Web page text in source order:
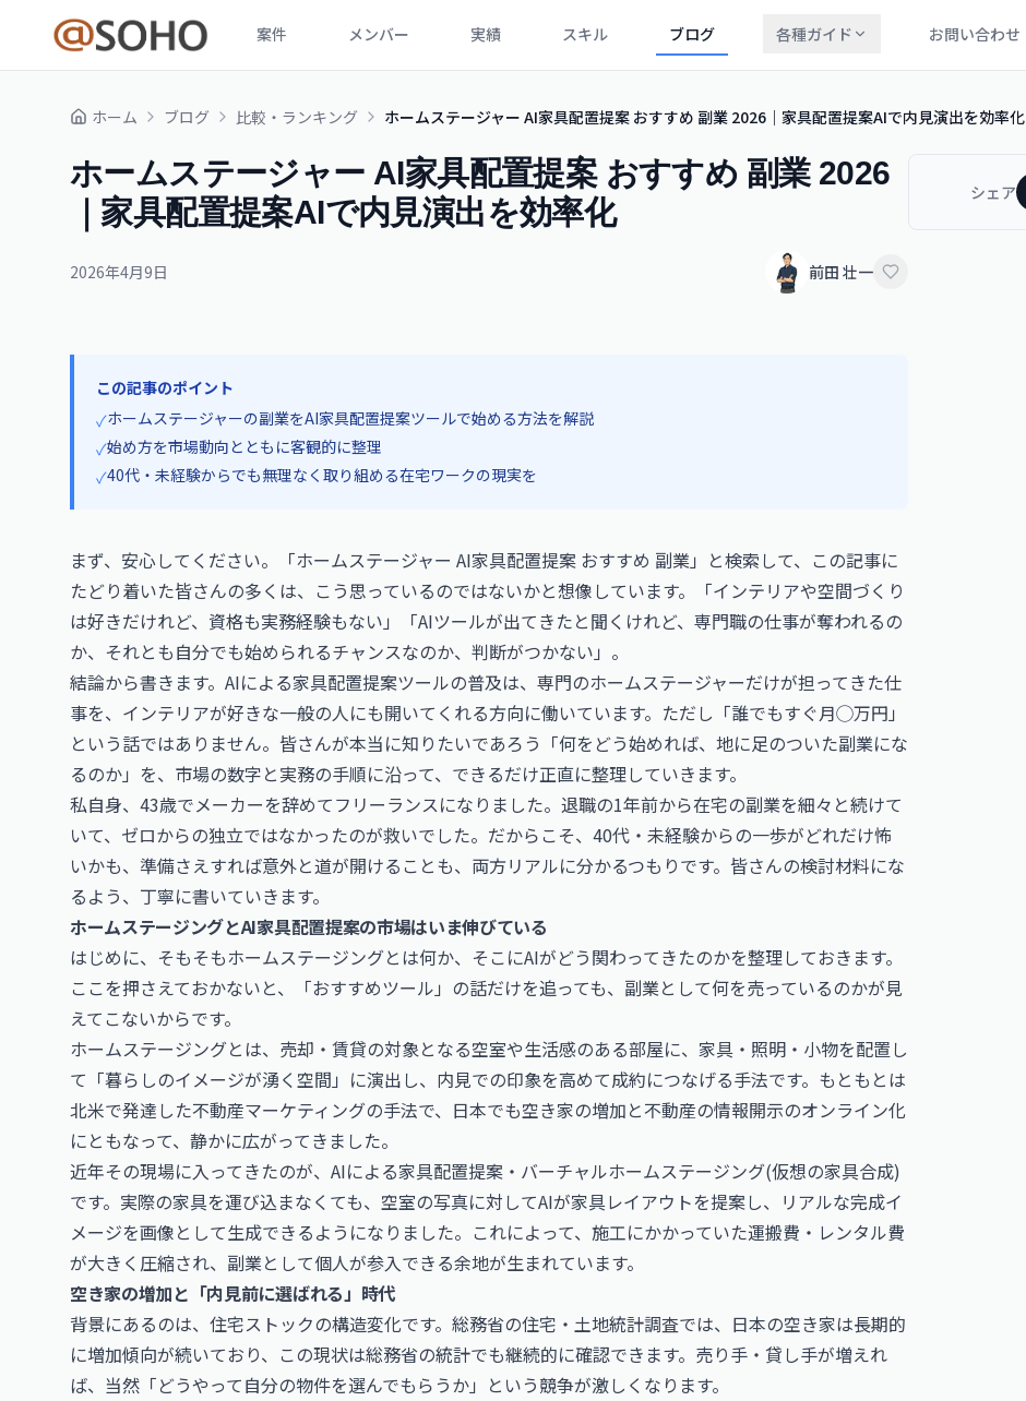
案件 メンバー 実績 スキル ブログ 各種ガイド お問い合わせ
ホーム ブログ 比較・ランキング ホームステージャー AI家具配置提案 おすすめ 副業 2026｜家具配置提案AIで内見演出を効率化
ホームステージャー AI家具配置提案 おすすめ 副業 2026
｜家具配置提案AIで内見演出を効率化
2026年4月9日 前田 壮一
この記事のポイント
✓ホームステージャーの副業をAI家具配置提案ツールで始める方法を解説
✓始め方を市場動向とともに客観的に整理
✓40代・未経験からでも無理なく取り組める在宅ワークの現実を
まず、安心してください。「ホームステージャー AI家具配置提案 おすすめ 副業」と検索して、この記事に
たどり着いた皆さんの多くは、こう思っているのではないかと想像しています。「インテリアや空間づくり
は好きだけれど、資格も実務経験もない」「AIツールが出てきたと聞くけれど、専門職の仕事が奪われるの
か、それとも自分でも始められるチャンスなのか、判断がつかない」。
結論から書きます。AIによる家具配置提案ツールの普及は、専門のホームステージャーだけが担ってきた仕
事を、インテリアが好きな一般の人にも開いてくれる方向に働いています。ただし「誰でもすぐ月◯万円」
という話ではありません。皆さんが本当に知りたいであろう「何をどう始めれば、地に足のついた副業にな
るのか」を、市場の数字と実務の手順に沿って、できるだけ正直に整理していきます。
私自身、43歳でメーカーを辞めてフリーランスになりました。退職の1年前から在宅の副業を細々と続けて
いて、ゼロからの独立ではなかったのが救いでした。だからこそ、40代・未経験からの一歩がどれだけ怖
いかも、準備さえすれば意外と道が開けることも、両方リアルに分かるつもりです。皆さんの検討材料にな
るよう、丁寧に書いていきます。
ホームステージングとAI家具配置提案の市場はいま伸びている
はじめに、そもそもホームステージングとは何か、そこにAIがどう関わってきたのかを整理しておきます。
ここを押さえておかないと、「おすすめツール」の話だけを追っても、副業として何を売っているのかが見
えてこないからです。
ホームステージングとは、売却・賃貸の対象となる空室や生活感のある部屋に、家具・照明・小物を配置し
て「暮らしのイメージが湧く空間」に演出し、内見での印象を高めて成約につなげる手法です。もともとは
北米で発達した不動産マーケティングの手法で、日本でも空き家の増加と不動産の情報開示のオンライン化
にともなって、静かに広がってきました。
近年その現場に入ってきたのが、AIによる家具配置提案・バーチャルホームステージング(仮想の家具合成)
です。実際の家具を運び込まなくても、空室の写真に対してAIが家具レイアウトを提案し、リアルな完成イ
メージを画像として生成できるようになりました。これによって、施工にかかっていた運搬費・レンタル費
が大きく圧縮され、副業として個人が参入できる余地が生まれています。
空き家の増加と「内見前に選ばれる」時代
背景にあるのは、住宅ストックの構造変化です。総務省の住宅・土地統計調査では、日本の空き家は長期的
に増加傾向が続いており、この現状は総務省の統計でも継続的に確認できます。売り手・貸し手が増えれ
ば、当然「どうやって自分の物件を選んでもらうか」という競争が激しくなります。
シェア